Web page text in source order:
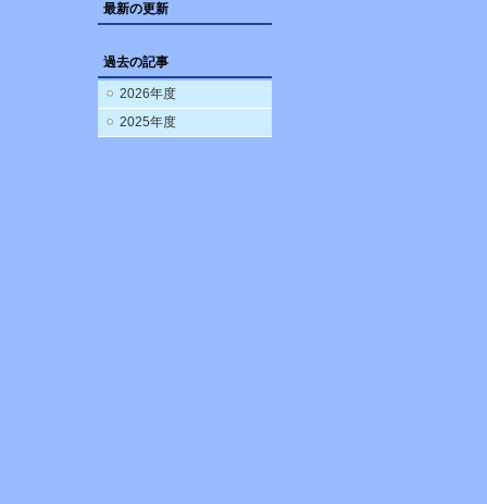
最新の更新
過去の記事
2026年度
2025年度